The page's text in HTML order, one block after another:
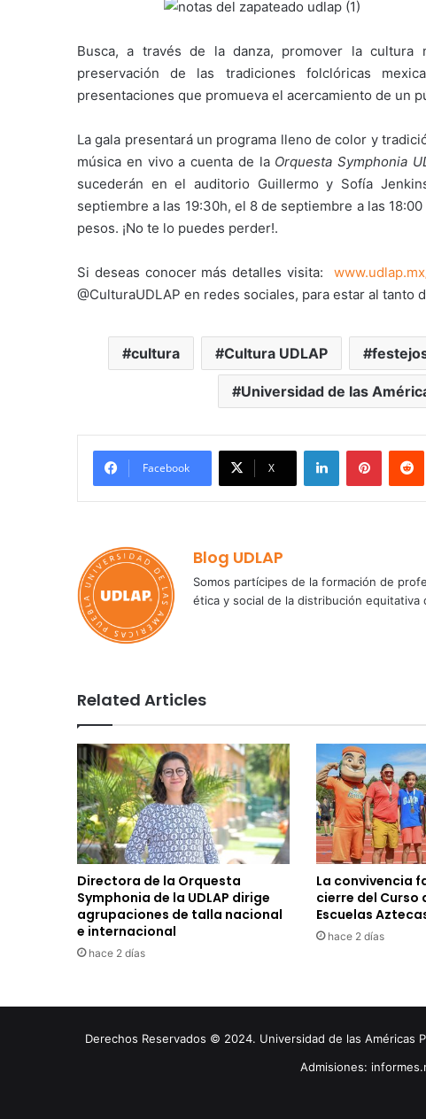
Busca, a través de la danza, promover la
preservación de las tradiciones folclóricas
presentaciones que promueva el acercamiento de un
La gala presentará un programa lleno de color y
música en vivo a cuenta de la Orquesta Symphonia
sucederán en el auditorio Guillermo y Sofía
septiembre a las 19:30h, el 8 de septiembre a las
pesos. ¡No te lo puedes perder!.
Si deseas conocer más detalles visita:
@CulturaUDLAP en redes sociales, para estar al tanto
cultura Cultura UDLAP
Universidad de las
Facebook X
LinkedInPinterest
Blog UDLAP
Somos partícipes de la formación de
ética y social de la distribución equitativa
Related Articles
Directora de la Orquesta
Symphonia de la UDLAP dirige
agrupaciones de talla nacional
e internacional
hace 2 días
La convivencia
cierre del Curso
Escuelas
hace 2 días
Derechos Reservados © 2024. Universidad de las Américas
Admisiones: